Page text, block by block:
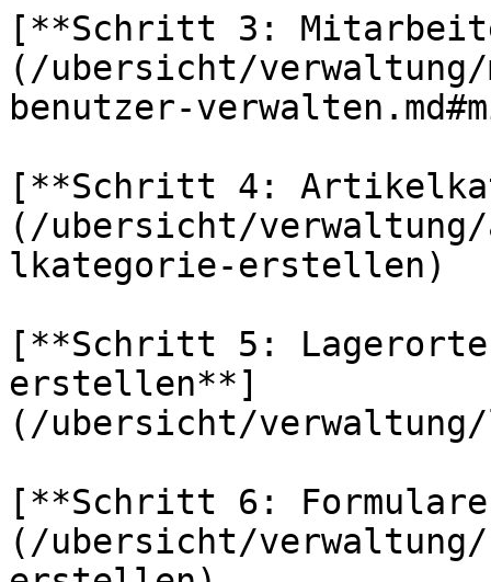
[**Schritt 3:
(/ubersicht/
benutzer-
[**Schritt 4:
(/ubersicht/
lkategorie-erstellen)
[**Schritt 5: Lagerorte
erstellen**]
(/ubersicht/
[**Schritt 6:
(/ubersicht/verwaltung/